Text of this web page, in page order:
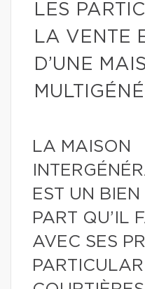
LES
LA VENTE
D’UNE
LA MAISON
EST UN
PART QU’IL
AVEC SES